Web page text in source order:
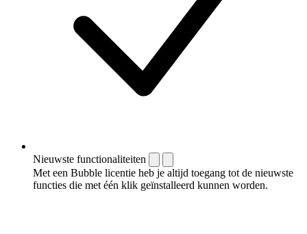
Nieuwste functionaliteiten
Met een Bubble licentie heb je altijd toegang tot de nieuwste
functies die met één klik geïnstalleerd kunnen worden.